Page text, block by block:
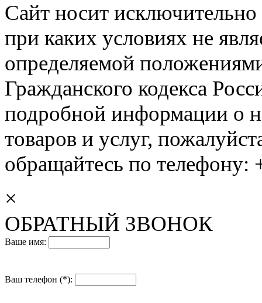
Сайт носит
при каких условиях не
определяемой
Гражданского кодекса
подробной информации о
товаров и услуг,
обращайтесь по
×
ОБРАТНЫЙ ЗВОНОК
Ваше имя:
Ваш телефон (*):